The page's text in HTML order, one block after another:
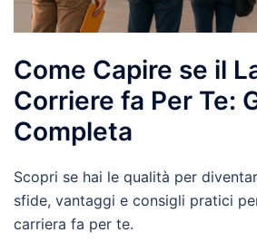
Come Capire se il
Corriere fa Per Te:
Completa
Scopri se hai le qualità per
sfide, vantaggi e consigli pratici
carriera fa per te.